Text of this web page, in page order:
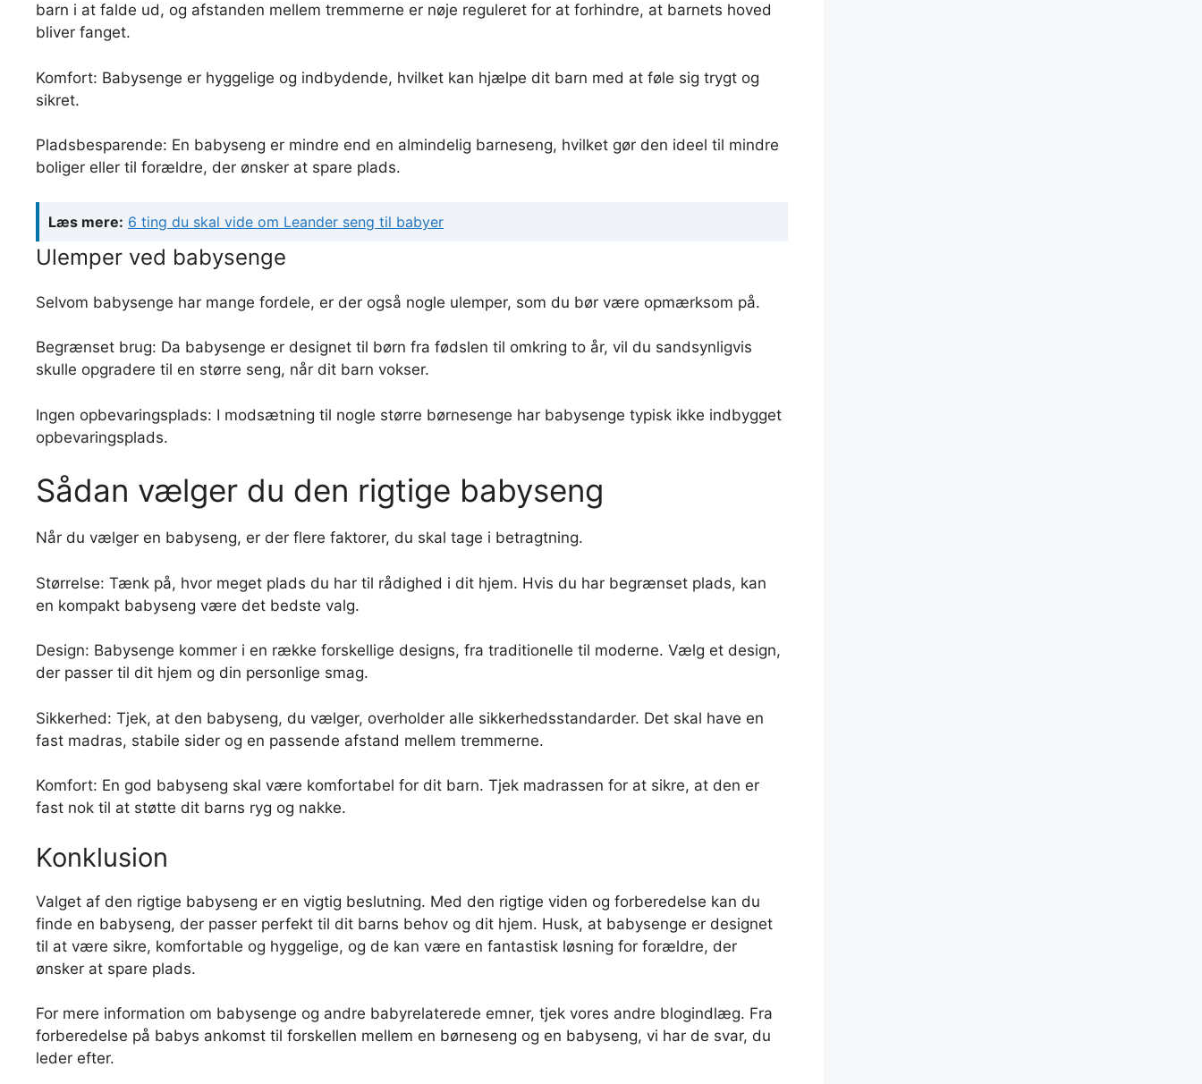
barn i at falde ud, og afstanden mellem tremmerne er nøje reguleret for at forhindre, at barnets hoved
bliver fanget.
Komfort: Babysenge er hyggelige og indbydende, hvilket kan hjælpe dit barn med at føle sig trygt og
sikret.
Pladsbesparende: En babyseng er mindre end en almindelig barneseng, hvilket gør den ideel til mindre
boliger eller til forældre, der ønsker at spare plads.
Læs mere: 6 ting du skal vide om Leander seng til babyer
Ulemper ved babysenge
Selvom babysenge har mange fordele, er der også nogle ulemper, som du bør være opmærksom på.
Begrænset brug: Da babysenge er designet til børn fra fødslen til omkring to år, vil du sandsynligvis
skulle opgradere til en større seng, når dit barn vokser.
Ingen opbevaringsplads: I modsætning til nogle større børnesenge har babysenge typisk ikke indbygget
opbevaringsplads.
Sådan vælger du den rigtige babyseng
Når du vælger en babyseng, er der flere faktorer, du skal tage i betragtning.
Størrelse: Tænk på, hvor meget plads du har til rådighed i dit hjem. Hvis du har begrænset plads, kan
en kompakt babyseng være det bedste valg.
Design: Babysenge kommer i en række forskellige designs, fra traditionelle til moderne. Vælg et design,
der passer til dit hjem og din personlige smag.
Sikkerhed: Tjek, at den babyseng, du vælger, overholder alle sikkerhedsstandarder. Det skal have en
fast madras, stabile sider og en passende afstand mellem tremmerne.
Komfort: En god babyseng skal være komfortabel for dit barn. Tjek madrassen for at sikre, at den er
fast nok til at støtte dit barns ryg og nakke.
Konklusion
Valget af den rigtige babyseng er en vigtig beslutning. Med den rigtige viden og forberedelse kan du
finde en babyseng, der passer perfekt til dit barns behov og dit hjem. Husk, at babysenge er designet
til at være sikre, komfortable og hyggelige, og de kan være en fantastisk løsning for forældre, der
ønsker at spare plads.
For mere information om babysenge og andre babyrelaterede emner, tjek vores andre blogindlæg. Fra
forberedelse på babys ankomst til forskellen mellem en børneseng og en babyseng, vi har de svar, du
leder efter.